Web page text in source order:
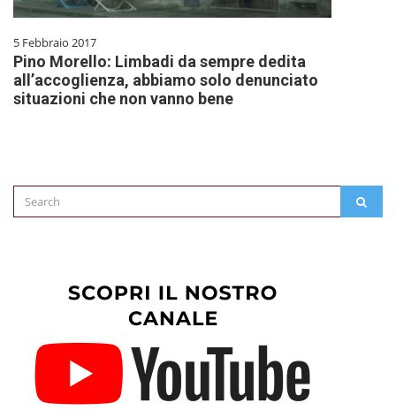
5 Febbraio 2017
Pino Morello: Limbadi da sempre dedita
all’accoglienza, abbiamo solo denunciato
situazioni che non vanno bene
Search
for: